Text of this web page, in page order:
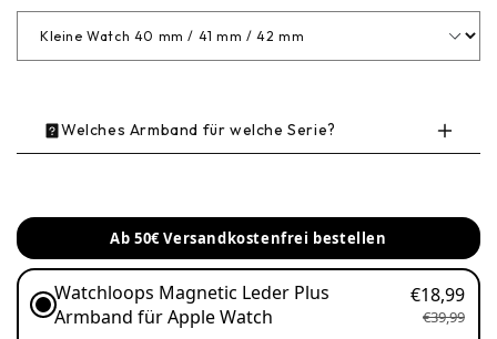
Welches Armband für welche Serie?
41 mm / 45 mm
Ab 50€ Versandkostenfrei bestellen
Watchloops Magnetic Leder Plus
Armband für Apple Watch
€18,99
€39,99